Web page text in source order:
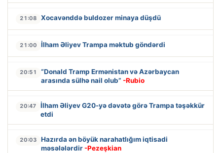
21:08 Xocavənddə buldozer minaya düşdü
21:00 İlham Əliyev Trampa məktub göndərdi
20:51
“Donald Tramp Ermənistan və Azərbaycan
arasında sülhə nail olub” -Rubio
20:47
İlham Əliyev G20-yə dəvətə görə Trampa təşəkkür
etdi
20:03
Hazırda ən böyük narahatlığım iqtisadi
məsələlərdir -Pezeşkian